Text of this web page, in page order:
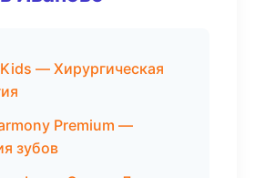
— Хирургическая
Premium —
зубов